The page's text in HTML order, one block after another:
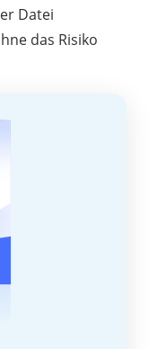
Datei
das Risiko